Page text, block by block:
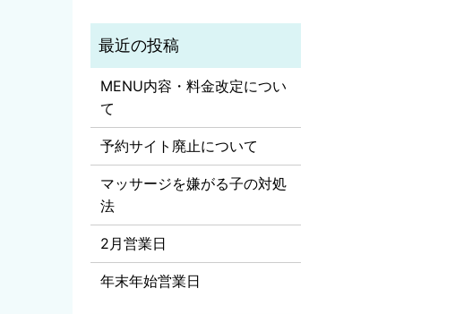
MENU内容・料金改定につい
て
予約サイト廃止について
マッサージを嫌がる子の対処
法
2月営業日
年末年始営業日